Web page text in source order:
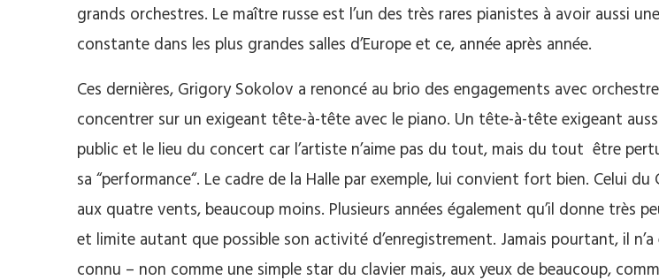
grands orchestres. Le maître russe est l’un des très rares pianistes à avoir aussi
constante dans les plus grandes salles d’Europe et ce, année après année.
Ces dernières, Grigory Sokolov a renoncé au brio des engagements avec
concentrer sur un exigeant tête-à-tête avec le piano. Un tête-à-tête exigeant
public et le lieu du concert car l’artiste n’aime pas du tout, mais du tout être
sa “performance“. Le cadre de la Halle par exemple, lui convient fort bien. Celui
aux quatre vents, beaucoup moins. Plusieurs années également qu’il donne très
et limite autant que possible son activité d’enregistrement. Jamais pourtant, il n’a
connu – non comme une simple star du clavier mais, aux yeux de beaucoup,